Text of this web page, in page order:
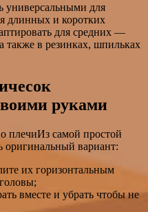
универсальными для
длинных и коротких
для средних —
также в резинках, шпильках
руками
Из самой простой
оригинальный вариант:
их горизонтальным
вместе и убрать чтобы не